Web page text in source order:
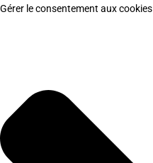
Gérer le consentement aux cookies